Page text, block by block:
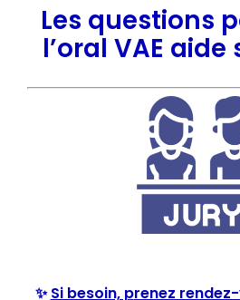
Les questions
l’oral VAE
✨Si besoin, prenez